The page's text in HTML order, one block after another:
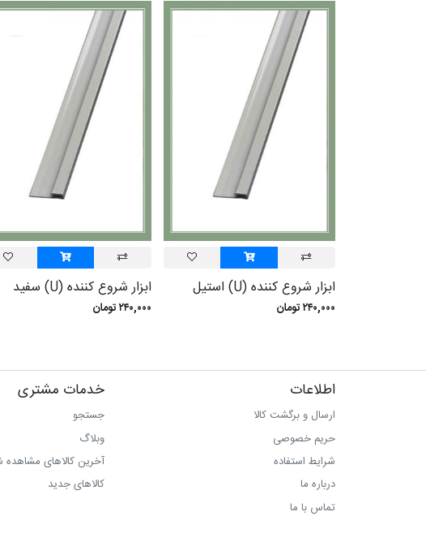
ابزار شروع کننده (U) استيل
۲۴۰,۰۰۰ تومان
ابزار شروع کننده (U) سفيد
۲۴۰,۰۰۰ تومان
اطلاعات
ارسال و برگشت کالا
حریم خصوصی
شرایط استفاده
درباره ما
تماس با ما
خدمات مشتری
جستجو
وبلاگ
آخرین کالاهای
کالاهای جدید